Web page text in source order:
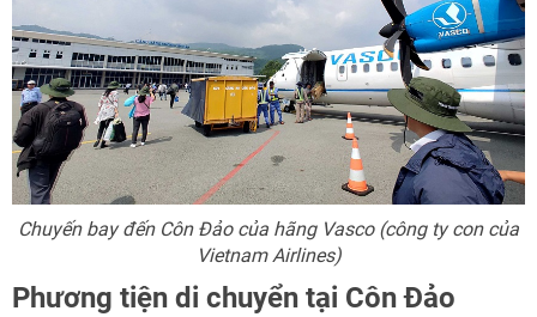
Chuyến bay đến Côn Đảo của hãng Vasco (công ty con của
Vietnam Airlines)
Phương tiện di chuyển tại Côn Đảo